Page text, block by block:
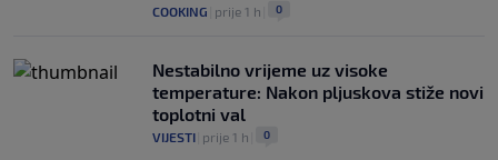
COOKING prije 1 h 0
Nestabilno vrijeme uz visoke
temperature: Nakon pljuskova stiže novi
toplotni val
VIJESTI prije 1 h 0